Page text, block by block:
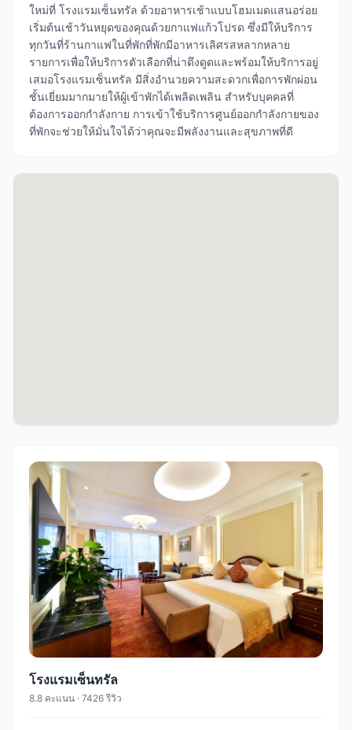
ใหม่ที่ โรงแรมเซ็นทรัล ด้วยอาหารเช้าแบบโฮมเมดแสนอร่อย
เริ่มต้นเช้าวันหยุดของคุณด้วยกาแฟแก้วโปรด ซึ่งมีให้บริการ
ทุกวันที่ร้านกาแฟในที่พักที่พักมีอาหารเลิศรสหลากหลาย
รายการเพื่อให้บริการตัวเลือกที่น่าดึงดูดและพร้อมให้บริการอยู่
เสมอโรงแรมเซ็นทรัล มีสิ่งอำนวยความสะดวกเพื่อการพักผ่อน
ชั้นเยี่ยมมากมายให้ผู้เข้าพักได้เพลิดเพลิน สำหรับบุคคลที่
ต้องการออกกำลังกาย การเข้าใช้บริการศูนย์ออกกำลังกายของ
ที่พักจะช่วยให้มั่นใจได้ว่าคุณจะมีพลังงานและสุขภาพที่ดี
โรงแรมเซ็นทรัล
8.8 คะแนน · 7426 รีวิว